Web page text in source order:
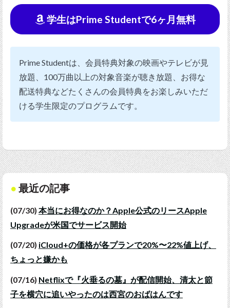
学生はPrime Studentで6ヶ月無料
Prime Studentは、会員特典対象の映画やテレビが見
放題、100万曲以上の対象音楽が聴き放題、お得な
配送特典などたくさんの会員特典をお楽しみいただ
ける学生限定のプログラムです。
最近の記事
(07/30) 本当にお得なのか？Apple公式のリースApple
Upgradeが米国でサービス開始
(07/20) iCloud+の価格が各プランで20%〜22%値上げ、
ちょっと嫌かも
(07/16) Netflixで『火垂るの墓』が配信開始、清太と節
子を横穴に追いやったのは西宮のおばはんです